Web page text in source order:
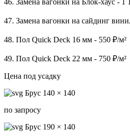
47. Замена вагонки на сайдинг
48. Пол Quick Deck 16 мм - 550 ₽/м²
49. Пол Quick Deck 22 мм - 750 ₽/м²
Цена под усадку
Брус 140 × 140
по запросу
Брус 190 × 140